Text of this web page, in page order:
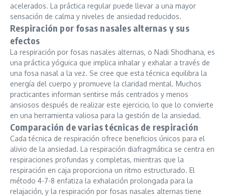
acelerados. La práctica regular puede llevar a una mayor
sensación de calma y niveles de ansiedad reducidos.
Respiración por fosas nasales alternas y sus
efectos
La respiración por fosas nasales alternas, o Nadi Shodhana, es
una práctica yóguica que implica inhalar y exhalar a través de
una fosa nasal a la vez. Se cree que esta técnica equilibra la
energía del cuerpo y promueve la claridad mental. Muchos
practicantes informan sentirse más centrados y menos
ansiosos después de realizar este ejercicio, lo que lo convierte
en una herramienta valiosa para la gestión de la ansiedad.
Comparación de varias técnicas de respiración
Cada técnica de respiración ofrece beneficios únicos para el
alivio de la ansiedad. La respiración diafragmática se centra en
respiraciones profundas y completas, mientras que la
respiración en caja proporciona un ritmo estructurado. El
método 4-7-8 enfatiza la exhalación prolongada para la
relajación, y la respiración por fosas nasales alternas tiene